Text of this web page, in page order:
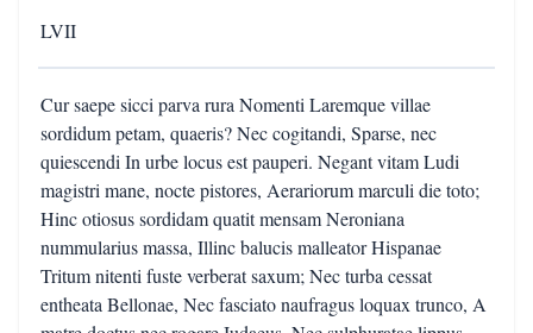
LVII
Cur saepe sicci parva rura Nomenti Laremque villae
sordidum petam, quaeris? Nec cogitandi, Sparse, nec
quiescendi In urbe locus est pauperi. Negant vitam Ludi
magistri mane, nocte pistores, Aerariorum marculi die toto;
Hinc otiosus sordidam quatit mensam Neroniana
nummularius massa, Illinc balucis malleator Hispanae
Tritum nitenti fuste verberat saxum; Nec turba cessat
entheata Bellonae, Nec fasciato naufragus loquax trunco, A